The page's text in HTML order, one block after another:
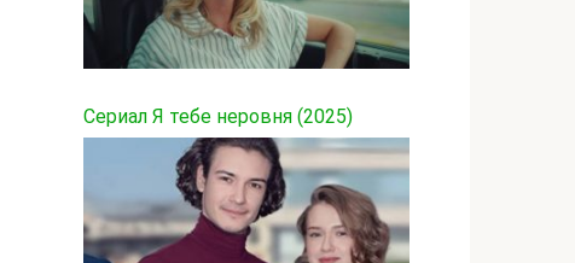
Сериал Я тебе неровня (2025)